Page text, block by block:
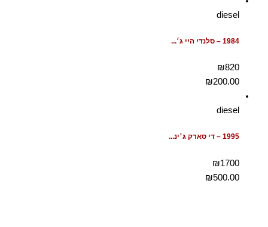
diesel
1984 – סלנדי היי ג׳...
₪820
₪200.00
diesel
1995 – די סארק ג׳ינ...
₪1700
₪500.00